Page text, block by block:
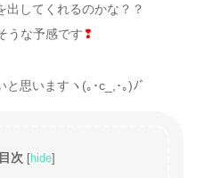
出してくれるのかな？？
うな予感です❢
と思いますヽ(｡･c_,･｡)ﾉﾞ
目次 [hide]